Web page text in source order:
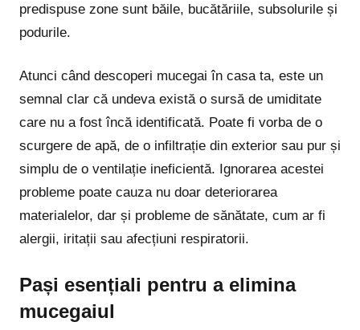
predispuse zone sunt băile, bucătăriile, subsolurile și
podurile.
Atunci când descoperi mucegai în casa ta, este un
semnal clar că undeva există o sursă de umiditate
care nu a fost încă identificată. Poate fi vorba de o
scurgere de apă, de o infiltrație din exterior sau pur și
simplu de o ventilație ineficientă. Ignorarea acestei
probleme poate cauza nu doar deteriorarea
materialelor, dar și probleme de sănătate, cum ar fi
alergii, iritații sau afecțiuni respiratorii.
Pași esențiali pentru a elimina
mucegaiul